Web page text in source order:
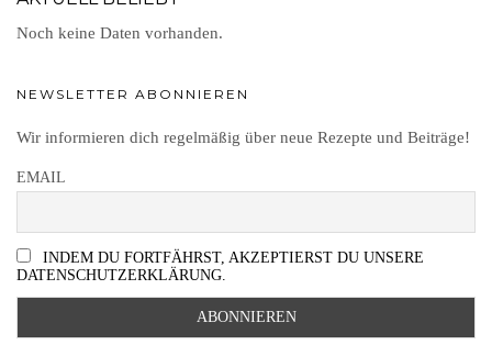
Noch keine Daten vorhanden.
NEWSLETTER ABONNIEREN
Wir informieren dich regelmäßig über neue Rezepte und Beiträge!
EMAIL
INDEM DU FORTFÄHRST, AKZEPTIERST DU UNSERE
DATENSCHUTZERKLÄRUNG.